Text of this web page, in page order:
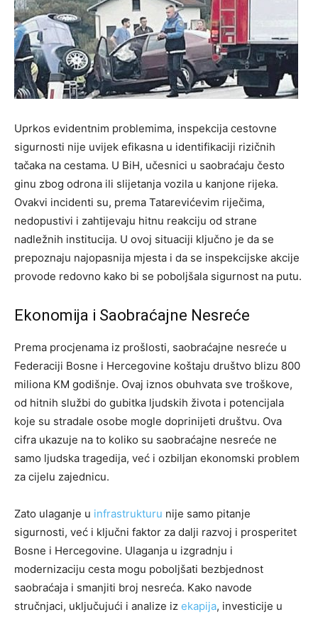
Uprkos evidentnim problemima, inspekcija cestovne
sigurnosti nije uvijek efikasna u identifikaciji rizičnih
tačaka na cestama. U BiH, učesnici u saobraćaju često
ginu zbog odrona ili slijetanja vozila u kanjone rijeka.
Ovakvi incidenti su, prema Tatarevićevim riječima,
nedopustivi i zahtijevaju hitnu reakciju od strane
nadležnih institucija. U ovoj situaciji ključno je da se
prepoznaju najopasnija mjesta i da se inspekcijske akcije
provode redovno kako bi se poboljšala sigurnost na putu.
Ekonomija i Saobraćajne Nesreće
Prema procjenama iz prošlosti, saobraćajne nesreće u
Federaciji Bosne i Hercegovine koštaju društvo blizu 800
miliona KM godišnje. Ovaj iznos obuhvata sve troškove,
od hitnih službi do gubitka ljudskih života i potencijala
koje su stradale osobe mogle doprinijeti društvu. Ova
cifra ukazuje na to koliko su saobraćajne nesreće ne
samo ljudska tragedija, već i ozbiljan ekonomski problem
za cijelu zajednicu.
Zato ulaganje u infrastrukturu nije samo pitanje
sigurnosti, već i ključni faktor za dalji razvoj i prosperitet
Bosne i Hercegovine. Ulaganja u izgradnju i
modernizaciju cesta mogu poboljšati bezbjednost
saobraćaja i smanjiti broj nesreća. Kako navode
stručnjaci, uključujući i analize iz ekapija, investicije u